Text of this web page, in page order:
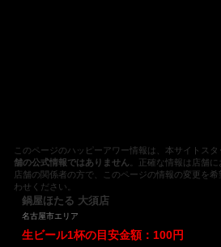
このページのハッピーアワー情報は、本サイトスタ
舗の公式情報ではありません 。正確な情報は店舗
店舗の関係者の方で、このページの情報の変更を希
わせください。
鍋屋ほたる 大須店
名古屋市エリア
生ビール1杯の目安金額：100円